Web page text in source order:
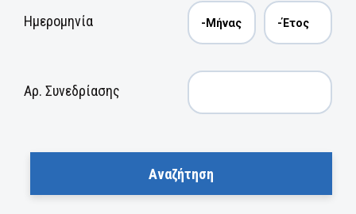
Ημερομηνία
Αρ. Συνεδρίασης